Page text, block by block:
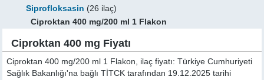
Siprofloksasin (26 ilaç)
Ciproktan 400 mg/200 ml 1 Flakon
Ciproktan 400 mg Fiyatı
Ciproktan 400 mg/200 ml 1 Flakon, ilaç fiyatı: Türkiye Cumhuriyeti
Sağlık Bakanlığı'na bağlı TİTCK tarafından 19.12.2025 tarihi